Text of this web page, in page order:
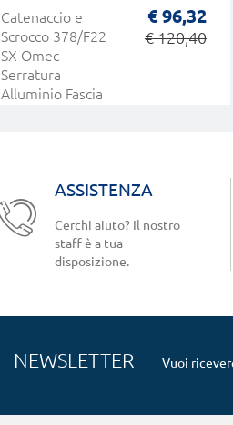
Catenaccio e
Scrocco 378/F22
SX Omec
Serratura
Alluminio Fascia
€ 96,32
€ 120,40
ASSISTENZA
Cerchi aiuto? Il nostro
staff è a tua
disposizione.
NEWSLETTER Vuoi